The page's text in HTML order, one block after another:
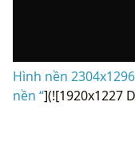
Hình nền
nền “](![1920x1227